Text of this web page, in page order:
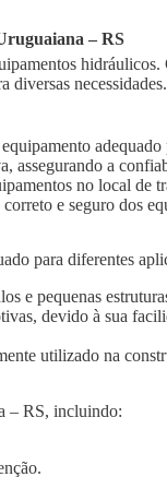
– RS
diversas necessidades.
adequado
assegurando a
no local de
e seguro dos
para diferentes
e pequenas
devido à sua
utilizado na
– RS, incluindo: